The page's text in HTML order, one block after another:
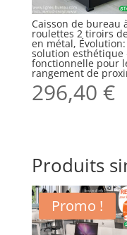
Caisson de bureau
roulettes 2 tiroirs
en métal,
solution esthétique
fonctionnelle pour
rangement de
296,40 €
Produits
Promo !